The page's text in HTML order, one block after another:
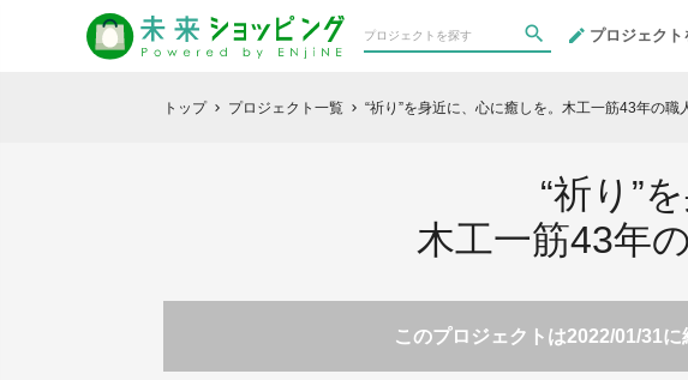
プロジェクト
トップ chevron_right プロジェクト一覧 chevron_right “祈り”を身近に、心に癒しを。木工一筋43年の職
“祈り”
木工一筋43年
このプロジェクトは2022/01/31